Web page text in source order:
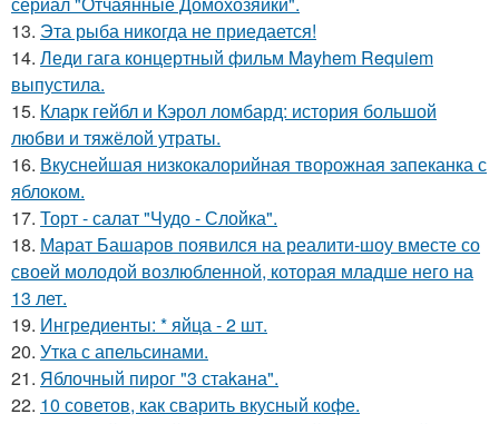
13. Эта рыба никогда не приедается!
14. Леди гага концертный фильм Mayhem Requiem
выпустила.
15. Кларк гейбл и Кэрол ломбард: история большой
любви и тяжёлой утраты.
16. Вкуснейшая низкокалорийная творожная запеканка с
яблоком.
17. Торт - салат "Чудо - Слойка".
18. Марат Башаров появился на реалити-шоу вместе со
своей молодой возлюбленной, которая младше него на
13 лет.
19. Ингредиенты: * яйца - 2 шт.
20. Утка с апельсинами.
21. Яблочный пирог "3 стаkана".
22. 10 советов, как сварить вкусный кофе.